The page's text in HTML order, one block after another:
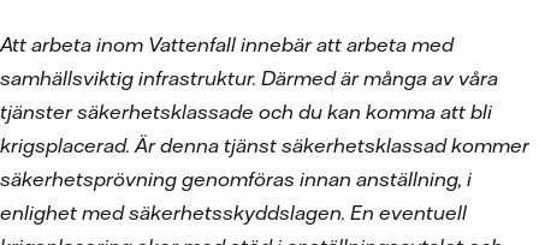
Att arbeta inom Vattenfall innebär att arbeta med
samhällsviktig infrastruktur. Därmed är många av våra
tjänster säkerhetsklassade och du kan komma att bli
krigsplacerad. Är denna tjänst säkerhetsklassad kommer
säkerhetsprövning genomföras innan anställning, i
enlighet med säkerhetsskyddslagen. En eventuell